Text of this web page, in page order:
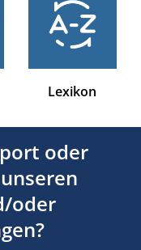
Lexikon
oder
oder